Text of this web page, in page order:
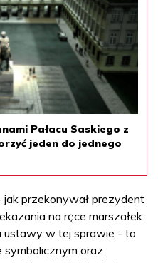
Pałacu Saskiego z
jeden do jednego
jak przekonywał prezydent
na ręce marszałek
ustawy w tej sprawie - to
symbolicznym oraz